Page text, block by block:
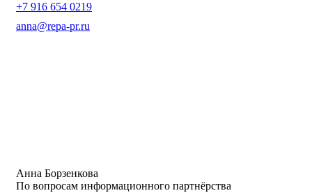
+7 916 654 0219
anna@repa-pr.ru
Анна Борзенкова
По вопросам информационного партнёрства